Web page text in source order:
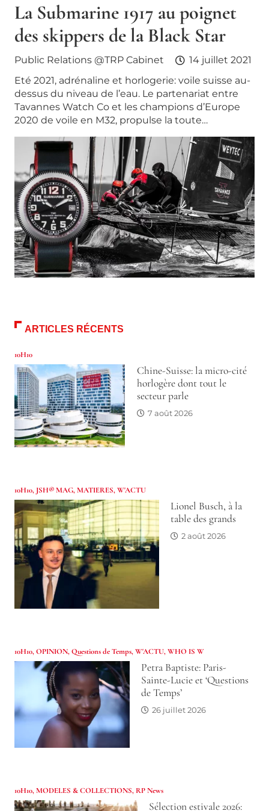
La Submarine 1917 au poignet
des skippers de la Black Star
Public Relations @TRP Cabinet
14 juillet 2021
Eté 2021, adrénaline et horlogerie: voile suisse au-
dessus du niveau de l’eau. Le partenariat entre
Tavannes Watch Co et les champions d’Europe
2020 de voile en M32, propulse la toute…
ARTICLES RÉCENTS
10H10
Chine-Suisse: la micro-cité
horlogère dont tout le
secteur parle
7 août 2026
10H10, JSH® MAG,MATIERES,W'ACTU
Lionel Busch, à la
table des grands
2 août 2026
10H10,OPINION,Questions de Temps,W'ACTU,WHO IS W
Petra Baptiste: Paris-
Sainte-Lucie et ‘Questions
de Temps’
26 juillet 2026
10H10,MODELES & COLLECTIONS, RP News
Sélection estivale 2026: